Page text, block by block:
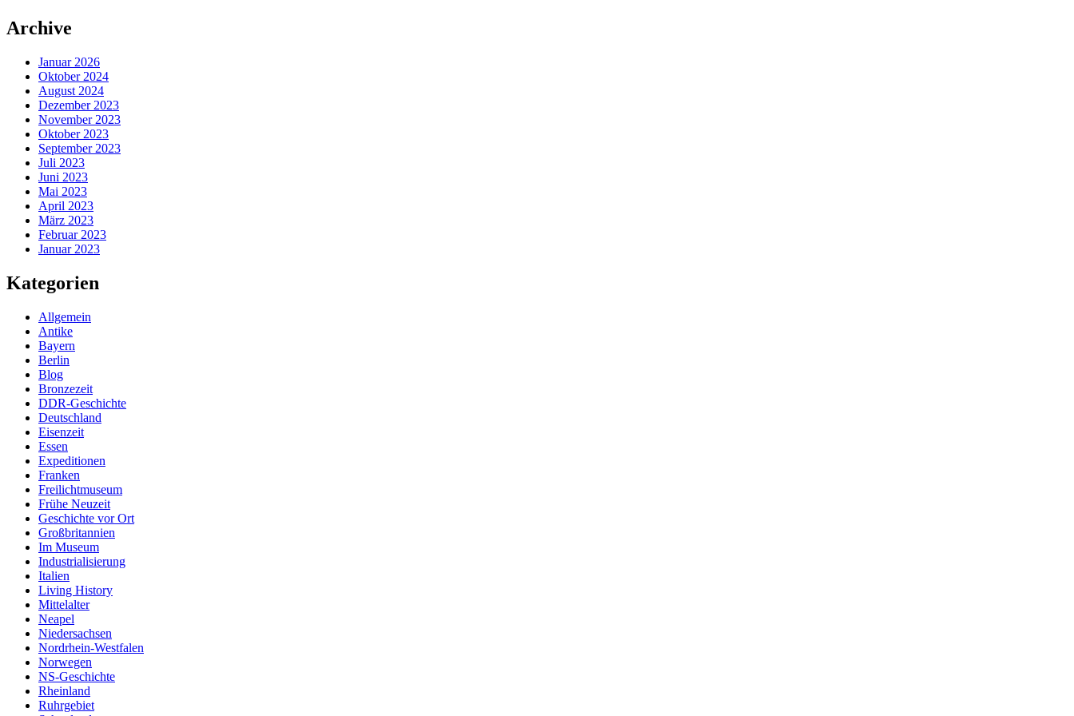
Zum
Inhalt
Archive
Januar 2026
Oktober 2024
August 2024
Dezember 2023
November 2023
Oktober 2023
September 2023
Juli 2023
Juni 2023
Mai 2023
April 2023
März 2023
Februar 2023
Januar 2023
Kategorien
Allgemein
Antike
Bayern
Berlin
Blog
Bronzezeit
DDR-Geschichte
Deutschland
Eisenzeit
Essen
Expeditionen
Franken
Freilichtmuseum
Frühe Neuzeit
Geschichte vor Ort
Großbritannien
Im Museum
Industrialisierung
Italien
Living History
Mittelalter
Neapel
Niedersachsen
Nordrhein-Westfalen
Norwegen
NS-Geschichte
Rheinland
Ruhrgebiet